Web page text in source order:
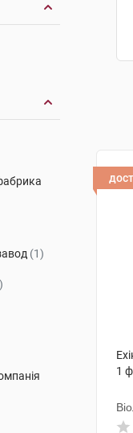
(1)
1